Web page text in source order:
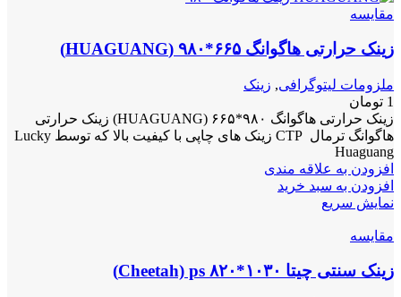
مقايسه
زینک حرارتی هاگوانگ ۶۶۵*۹۸۰ (HUAGUANG)
ملزومات لیتوگرافی, زینک
1 تومان
زینک حرارتی هاگوانگ ۹۸۰*۶۶۵ (HUAGUANG) زینک حرارتی
هاگوانگ ترمال CTP زینک های چاپی با کیفیت بالا که توسط Lucky
Huaguang
افزودن به علاقه مندی
افزودن به سبد خرید
نمایش سریع
مقايسه
زینک سنتی چیتا ۱۰۳۰*۸۲۰ Cheetah) ps)